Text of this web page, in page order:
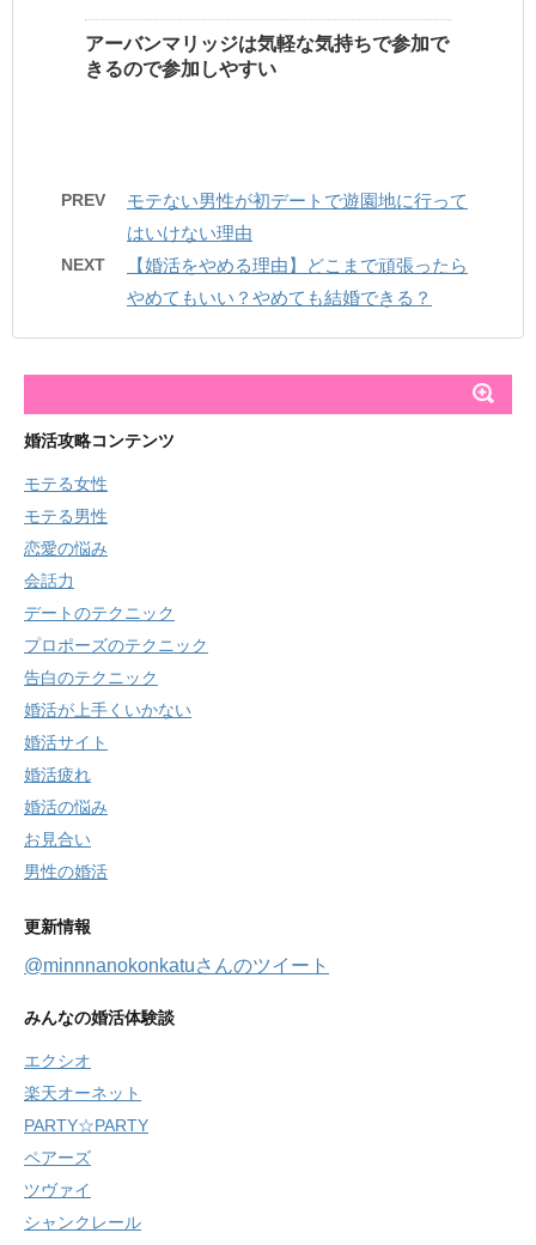
アーバンマリッジは気軽な気持ちで参加で
きるので参加しやすい
PREV
モテない男性が初デートで遊園地に行って
はいけない理由
NEXT
【婚活をやめる理由】どこまで頑張ったら
やめてもいい？やめても結婚できる？
婚活攻略コンテンツ
モテる女性
モテる男性
恋愛の悩み
会話力
デートのテクニック
プロポーズのテクニック
告白のテクニック
婚活が上手くいかない
婚活サイト
婚活疲れ
婚活の悩み
お見合い
男性の婚活
更新情報
@minnnanokonkatuさんのツイート
みんなの婚活体験談
エクシオ
楽天オーネット
PARTY☆PARTY
ペアーズ
ツヴァイ
シャンクレール